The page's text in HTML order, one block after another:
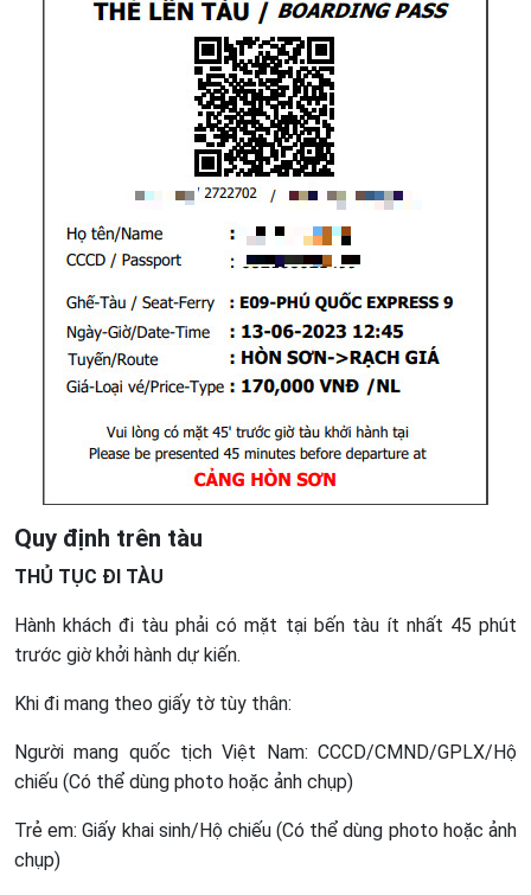
Quy định trên tàu
THỦ TỤC ĐI TÀU
Hành khách đi tàu phải có mặt tại bến tàu ít nhất 45 phút
trước giờ khởi hành dự kiến.
Khi đi mang theo giấy tờ tùy thân:
Người mang quốc tịch Việt Nam: CCCD/CMND/GPLX/Hộ
chiếu (Có thể dùng photo hoặc ảnh chụp)
Trẻ em: Giấy khai sinh/Hộ chiếu (Có thể dùng photo hoặc ảnh
chụp)